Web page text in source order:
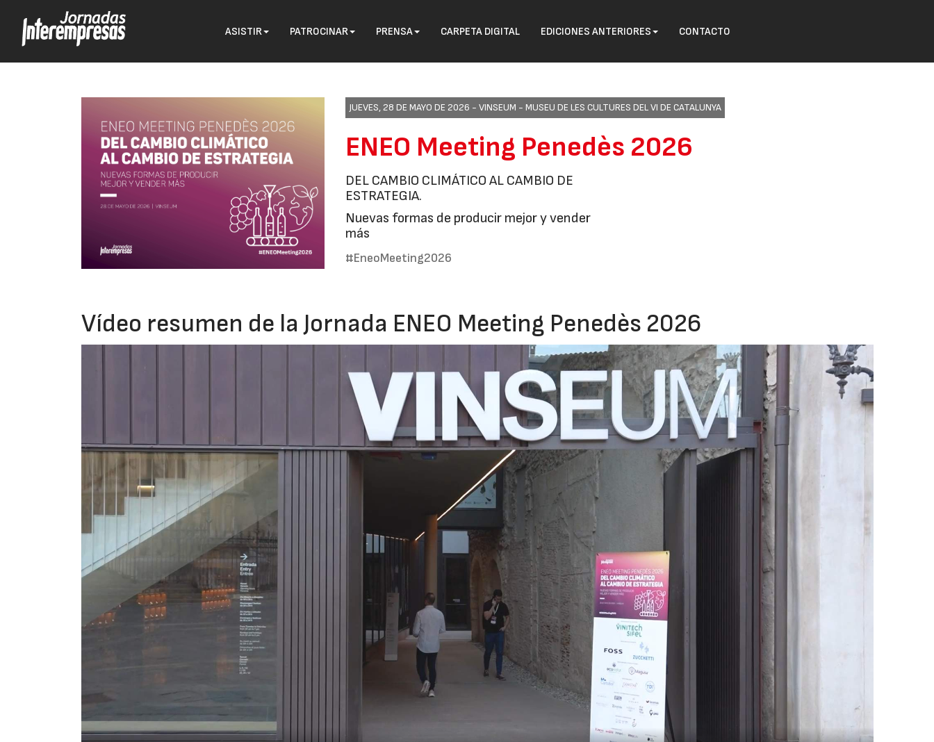
ASISTIR PATROCINAR PRENSA CARPETA DIGITAL EDICIONES ANTERIORES CONTACTO
JUEVES, 28 DE MAYO DE 2026 - VINSEUM - MUSEU DE LES CULTURES DEL VI DE CATALUNYA
ENEO Meeting Penedès 2026
DEL CAMBIO CLIMÁTICO AL CAMBIO DE
ESTRATEGIA.
Nuevas formas de producir mejor y vender
más
#EneoMeeting2026
Vídeo resumen de la Jornada ENEO Meeting Penedès 2026